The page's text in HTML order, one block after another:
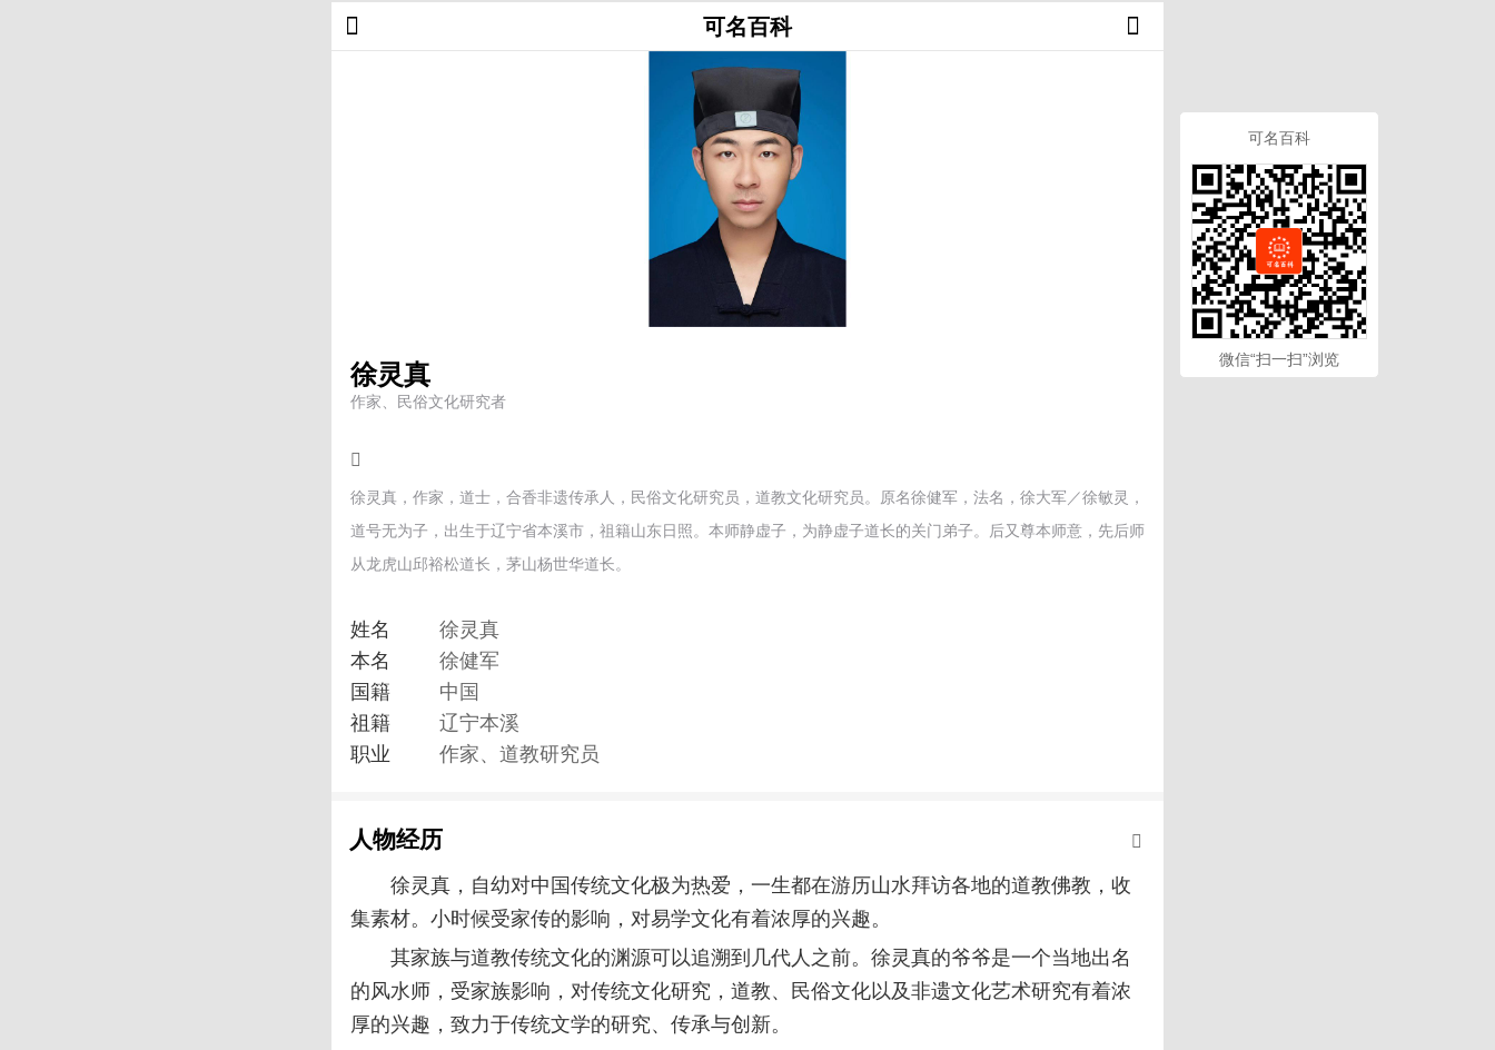
可名百科
徐灵真
作家、民俗文化研究者
徐灵真，作家，道士，合香非遗传承人，民俗文化研究员，道教文化研究员。原名徐健军，法名，徐大军／徐敏灵，
道号无为子，出生于辽宁省本溪市，祖籍山东日照。本师静虚子，为静虚子道长的关门弟子。后又尊本师意，先后师
从龙虎山邱裕松道长，茅山杨世华道长。
姓名
徐灵真
本名
徐健军
国籍
中国
祖籍
辽宁本溪
职业
作家、道教研究员
人物经历
徐灵真，自幼对中国传统文化极为热爱，一生都在游历山水拜访各地的道教佛教，收
集素材。小时候受家传的影响，对易学文化有着浓厚的兴趣。
其家族与道教传统文化的渊源可以追溯到几代人之前。 徐灵真的爷爷是一个当地出名
的风水师，受家族影响，对传统文化研究，道教、民俗文化以及非遗文化艺术研究有着浓
厚的兴趣，致力于传统文学的研究、传承与创新。
可名百科
微信“扫一扫”浏览